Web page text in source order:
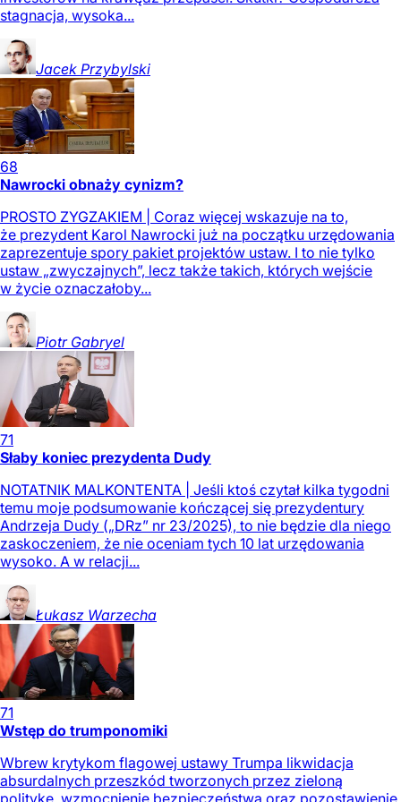
stagnacja, wysoka...
Jacek Przybylski
68
Nawrocki obnaży cynizm?
PROSTO ZYGZAKIEM | Coraz więcej wskazuje na to,
że prezydent Karol Nawrocki już na początku urzędowania
zaprezentuje spory pakiet projektów ustaw. I to nie tylko
ustaw „zwyczajnych”, lecz także takich, których wejście
w życie oznaczałoby...
Piotr Gabryel
71
Słaby koniec prezydenta Dudy
NOTATNIK MALKONTENTA | Jeśli ktoś czytał kilka tygodni
temu moje podsumowanie kończącej się prezydentury
Andrzeja Dudy („DRz” nr 23/2025), to nie będzie dla niego
zaskoczeniem, że nie oceniam tych 10 lat urzędowania
wysoko. A w relacji...
Łukasz Warzecha
71
Wstęp do trumponomiki
Wbrew krytykom flagowej ustawy Trumpa likwidacja
absurdalnych przeszkód tworzonych przez zieloną